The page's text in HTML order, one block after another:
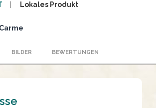
Lokales Produkt
BILDER BEWERTUNGEN